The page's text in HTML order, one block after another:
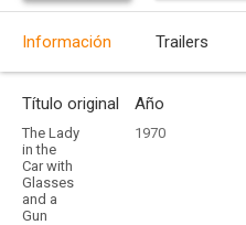
Información Trailers
Título original
The Lady
in the
Car with
Glasses
and a
Gun
Año
1970